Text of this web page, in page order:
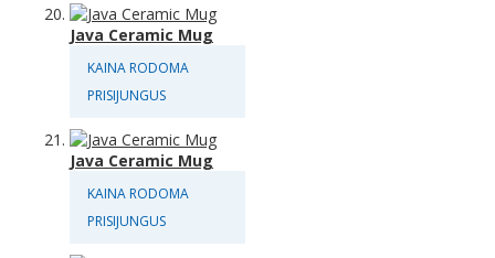
Java Ceramic Mug
KAINA RODOMA
PRISIJUNGUS
Java Ceramic Mug
KAINA RODOMA
PRISIJUNGUS